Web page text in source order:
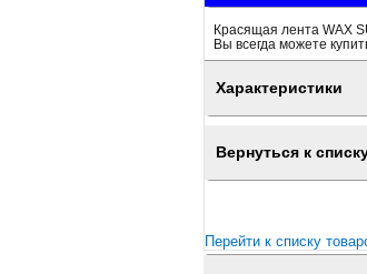
Красящая лента WAX
Вы всегда можете
Характеристики
Вернуться к
Перейти к списку